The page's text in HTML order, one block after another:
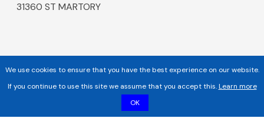
31360 ST MARTORY
We use cookies to ensure that you have the best experience on our website.
If you continue to use this site we assume that you accept this.Learn more
OK